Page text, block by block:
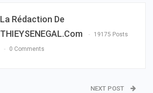
La Rédaction De
THIEYSENEGAL.com
19175 Posts
0 Comments
NEXT POST